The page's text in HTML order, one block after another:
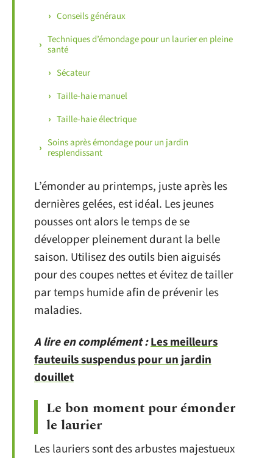
Conseils généraux
Techniques d’émondage pour un laurier en pleine
santé
Sécateur
Taille-haie manuel
Taille-haie électrique
Soins après émondage pour un jardin
resplendissant
L’émonder au printemps, juste après les
dernières gelées, est idéal. Les jeunes
pousses ont alors le temps de se
développer pleinement durant la belle
saison. Utilisez des outils bien aiguisés
pour des coupes nettes et évitez de tailler
par temps humide afin de prévenir les
maladies.
A lire en complément :Les meilleurs
fauteuils suspendus pour un jardin
douillet
Le bon moment pour émonder
le laurier
Les lauriers sont des arbustes majestueux